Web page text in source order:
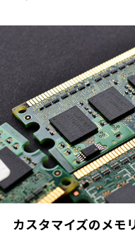
カスタマイズのメモ